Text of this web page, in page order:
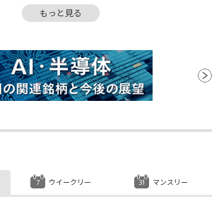
反落 ファンド
もっと見る
ウイークリー マンスリー